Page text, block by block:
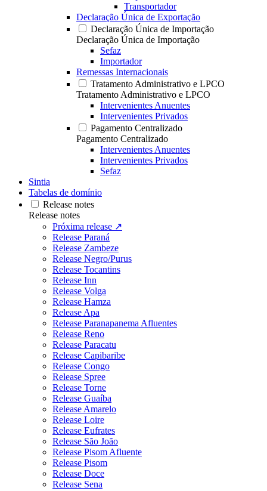
Transportador
Declaração Única de Exportação
Declaração Única de Importação
Declaração Única de Importação
Sefaz
Importador
Remessas Internacionais
Tratamento Administrativo e LPCO
Tratamento Administrativo e LPCO
Intervenientes Anuentes
Intervenientes Privados
Pagamento Centralizado
Pagamento Centralizado
Intervenientes Anuentes
Intervenientes Privados
Sefaz
Sintia
Tabelas de domínio
Release notes
Release notes
Próxima release ↗
Release Paraná
Release Zambeze
Release Negro/Purus
Release Tocantins
Release Inn
Release Volga
Release Hamza
Release Apa
Release Paranapanema Afluentes
Release Reno
Release Paracatu
Release Capibaribe
Release Congo
Release Spree
Release Torne
Release Guaíba
Release Amarelo
Release Loire
Release Eufrates
Release São João
Release Pisom Afluente
Release Pisom
Release Doce
Release Sena